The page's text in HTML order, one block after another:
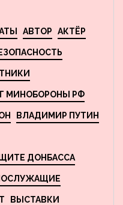
АВТОР АКТЁР
МИНОБОРОНЫ РФ
ВЛАДИМИР ПУТИН
ДОНБАССА
ВЫСТАВКИ